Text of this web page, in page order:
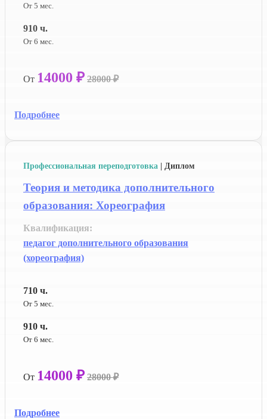
От 5 мес.
910 ч.
От 6 мес.
От 14000 ₽ 28000 ₽
Подробнее
Профессиональная переподготовка | Диплом
Теория и методика дополнительного
образования: Хореография
Квалификация:
педагог дополнительного образования
(хореография)
710 ч.
От 5 мес.
910 ч.
От 6 мес.
От 14000 ₽ 28000 ₽
Подробнее